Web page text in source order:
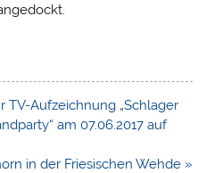
TV-Aufzeichnung „Schlager
am 07.06.2017 auf
in der Friesischen Wehde »